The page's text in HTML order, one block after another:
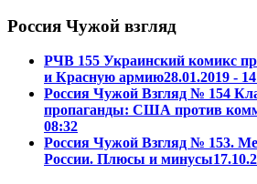
Россия Чужой взгляд
РЧВ 155 Украинский комикс
и Красную армию28.01.2019 -
Россия Чужой Взгляд № 154
пропаганды: США против
08:32
Россия Чужой Взгляд № 153.
России. Плюсы и минусы